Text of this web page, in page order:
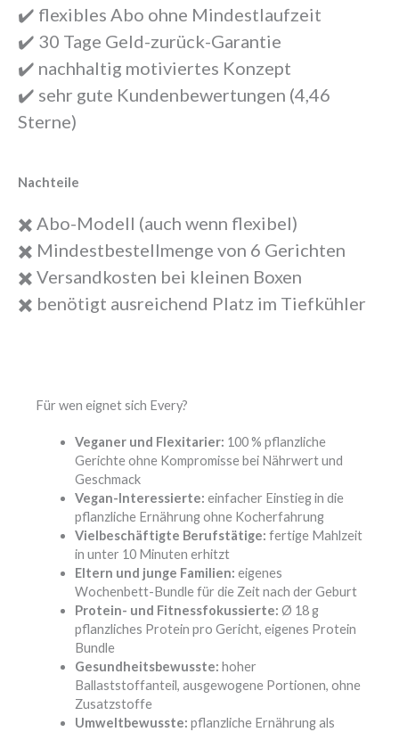
✔️ flexibles Abo ohne Mindestlaufzeit
✔️ 30 Tage Geld-zurück-Garantie
✔️ nachhaltig motiviertes Konzept
✔️ sehr gute Kundenbewertungen (4,46
Sterne)
Nachteile
✖️ Abo-Modell (auch wenn flexibel)
✖️ Mindestbestellmenge von 6 Gerichten
✖️ Versandkosten bei kleinen Boxen
✖️ benötigt ausreichend Platz im Tiefkühler
Für wen eignet sich Every?
Veganer und Flexitarier: 100 % pflanzliche
Gerichte ohne Kompromisse bei Nährwert und
Geschmack
Vegan-Interessierte: einfacher Einstieg in die
pflanzliche Ernährung ohne Kocherfahrung
Vielbeschäftigte Berufstätige: fertige Mahlzeit
in unter 10 Minuten erhitzt
Eltern und junge Familien: eigenes
Wochenbett-Bundle für die Zeit nach der Geburt
Protein- und Fitnessfokussierte: Ø 18 g
pflanzliches Protein pro Gericht, eigenes Protein
Bundle
Gesundheitsbewusste: hoher
Ballaststoffanteil, ausgewogene Portionen, ohne
Zusatzstoffe
Umweltbewusste: pflanzliche Ernährung als